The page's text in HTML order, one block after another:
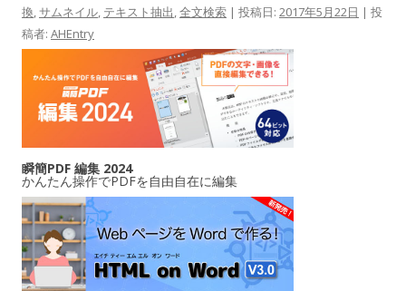
換,サムネイル, テキスト抽出,全文検索 | 投稿日: 2017年5月22日 | 投
稿者: AHEntry
瞬簡PDF 編集 2024
かんたん操作でPDFを自由自在に編集